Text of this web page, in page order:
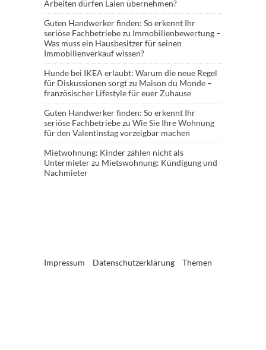
Arbeiten dürfen Laien übernehmen?
Guten Handwerker finden: So erkennt Ihr
seriöse Fachbetriebezu Immobilienbewertung –
Was muss ein Hausbesitzer für seinen
Immobilienverkauf wissen?
Hunde bei IKEA erlaubt: Warum die neue Regel
für Diskussionen sorgtzu Maison du Monde –
französischer Lifestyle für euer Zuhause
Guten Handwerker finden: So erkennt Ihr
seriöse Fachbetriebezu Wie Sie Ihre Wohnung
für den Valentinstag vorzeigbar machen
Mietwohnung: Kinder zählen nicht als
Untermieterzu Mietswohnung: Kündigung und
Nachmieter
Impressum Datenschutzerklärung Themen